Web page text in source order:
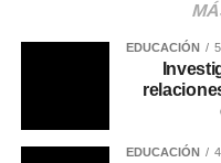
EDUCACIÓN
EDUCACIÓN